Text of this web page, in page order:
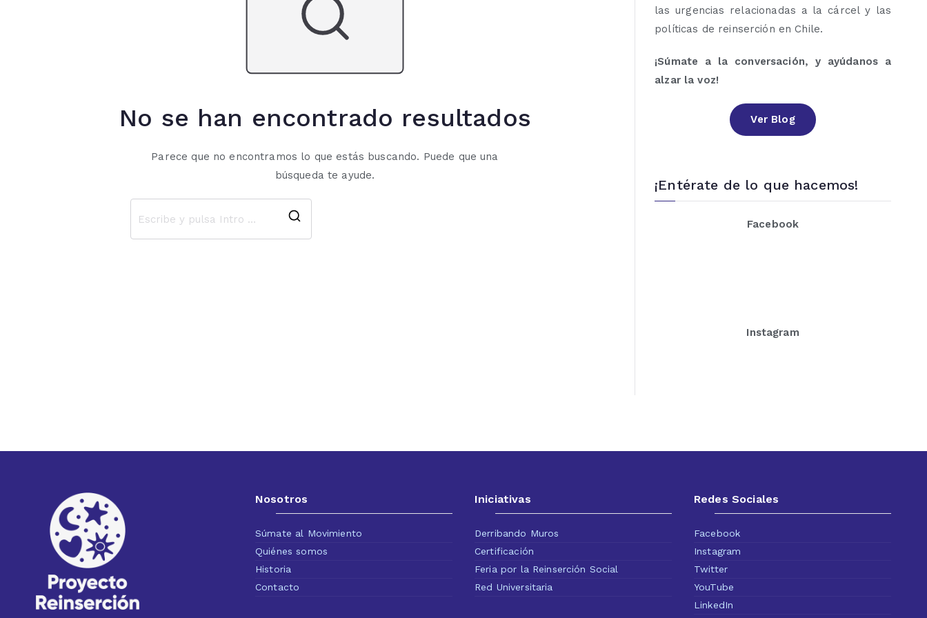
No se han encontrado resultados
Parece que no encontramos lo que estás buscando. Puede que una
búsqueda te ayude.
las urgencias relacionadas a la cárcel y las
políticas de reinserción en Chile.
¡Súmate a la conversación, y ayúdanos a
alzar la voz!
Ver Blog
¡Entérate de lo que hacemos!
Facebook
Instagram
Nosotros
Súmate al Movimiento
Quiénes somos
Historia
Contacto
Iniciativas
Derribando Muros
Certificación
Feria por la Reinserción Social
Red Universitaria
Redes Sociales
Facebook
Instagram
Twitter
YouTube
LinkedIn